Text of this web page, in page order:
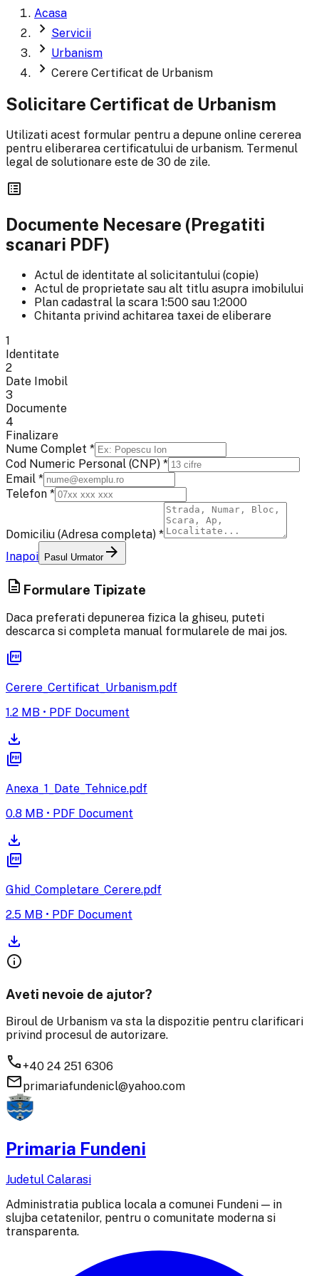
Acasa
chevron_right Servicii
chevron_right Urbanism
chevron_right Cerere Certificat de Urbanism
Solicitare Certificat de Urbanism
Utilizati acest formular pentru a depune online cererea
pentru eliberarea certificatului de urbanism. Termenul
legal de solutionare este de 30 de zile.
list_alt
Documente Necesare (Pregatiti
scanari PDF)
Actul de identitate al solicitantului (copie)
Actul de proprietate sau alt titlu asupra imobilului
Plan cadastral la scara 1:500 sau 1:2000
Chitanta privind achitarea taxei de eliberare
1
Identitate
2
Date Imobil
3
Documente
4
Finalizare
Nume Complet *
Cod Numeric Personal (CNP) *
Email *
Telefon *
Domiciliu (Adresa completa) *
Inapoi Pasul Urmatorarrow_forward
description Formulare Tipizate
Daca preferati depunerea fizica la ghiseu, puteti
descarca si completa manual formularele de mai jos.
picture_as_pdf
Cerere_Certificat_Urbanism.pdf
1.2 MB • PDF Document
download
picture_as_pdf
Anexa_1_Date_Tehnice.pdf
0.8 MB • PDF Document
download
picture_as_pdf
Ghid_Completare_Cerere.pdf
2.5 MB • PDF Document
download
info
Aveti nevoie de ajutor?
Biroul de Urbanism va sta la dispozitie pentru clarificari
privind procesul de autorizare.
phone+40 24 251 6306
mailprimariafundenicl@yahoo.com
Primaria Fundeni
Judetul Calarasi
Administratia publica locala a comunei Fundeni — in
slujba cetatenilor, pentru o comunitate moderna si
transparenta.